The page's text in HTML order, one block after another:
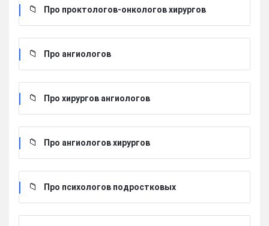
Про проктологов-онкологов хирургов
Про ангиологов
Про хирургов ангиологов
Про ангиологов хирургов
Про психологов подростковых